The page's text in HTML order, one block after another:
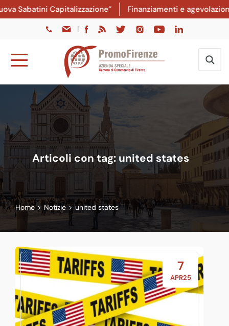
Sabatini Capitalizzazione” Finanziamenti e
|
Articoli con tag: united states
Home > Notizie > united states
7
APR25